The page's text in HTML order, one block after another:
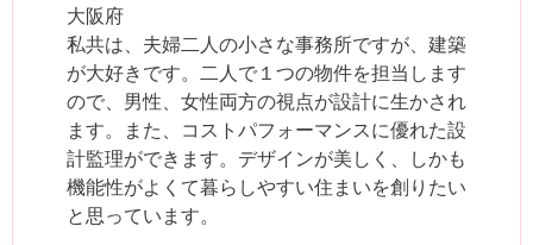
大阪府
私共は、夫婦二人の小さな事務所ですが、建築
が大好きです。二人で１つの物件を担当します
ので、男性、女性両方の視点が設計に生かされ
ます。また、コストパフォーマンスに優れた設
計監理ができます。デザインが美しく、しかも
機能性がよくて暮らしやすい住まいを創りたい
と思っています。